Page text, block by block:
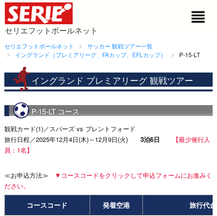
セリエフットボールネット
セリエフットボールネット
サッカー 観戦ツアー一覧
イングランド（プレミアリーグ、FAカップ、EFLカップ）
P-15-LT
イングランド プレミアリーグ 観戦ツアー
P-15-LT コース
観戦カード(1)／スパーズ vs ブレントフォード
旅行日程／2025年12月4日(木)～12月9日(火) 3泊6日
【最少催行人
員：1名】
≪お申込方法≫
▼コースコードをクリックして申込フォームにお進みく
ださい。
コースコード 発着空港 旅行代